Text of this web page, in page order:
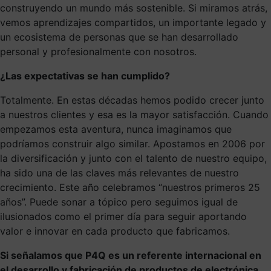
construyendo un mundo más sostenible. Si miramos atrás,
vemos aprendizajes compartidos, un importante legado y
un ecosistema de personas que se han desarrollado
personal y profesionalmente con nosotros.
¿Las expectativas se han cumplido?
Totalmente. En estas décadas hemos podido crecer junto
a nuestros clientes y esa es la mayor satisfacción. Cuando
empezamos esta aventura, nunca imaginamos que
podríamos construir algo similar. Apostamos en 2006 por
la diversificación y junto con el talento de nuestro equipo,
ha sido una de las claves más relevantes de nuestro
crecimiento. Este año celebramos “nuestros primeros 25
años”. Puede sonar a tópico pero seguimos igual de
ilusionados como el primer día para seguir aportando
valor e innovar en cada producto que fabricamos.
Si señalamos que P4Q es un referente internacional en